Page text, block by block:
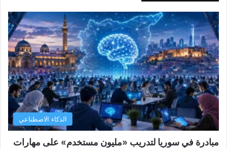
الذكاء الاصطناعي
مبادرة في سوريا لتدريب «مليون مستخدم» على مهارات